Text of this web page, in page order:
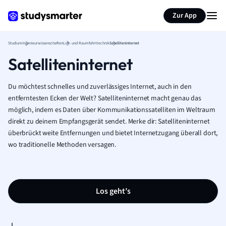
Zur App
StudiumIngenieurwissenschaftenLuft- und RaumfahrttechnikSatelliteninternet
Satelliteninternet
Du möchtest schnelles und zuverlässiges Internet, auch in den
entferntesten Ecken der Welt? Satelliteninternet macht genau das
möglich, indem es Daten über Kommunikationssatelliten im Weltraum
direkt zu deinem Empfangsgerät sendet. Merke dir: Satelliteninternet
überbrückt weite Entfernungen und bietet Internetzugang überall dort,
wo traditionelle Methoden versagen.
Los geht’s